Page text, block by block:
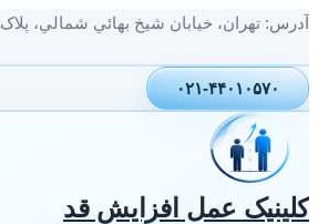
پرش
محتوا
آدرس: تهران، خيابان شيخ بهائي شمالي، پلاک 73، طبقه اول، واحد 2
۰۲۱-۴۴۰۱۰۵۷۰
کلینیک عمل افزایش قد